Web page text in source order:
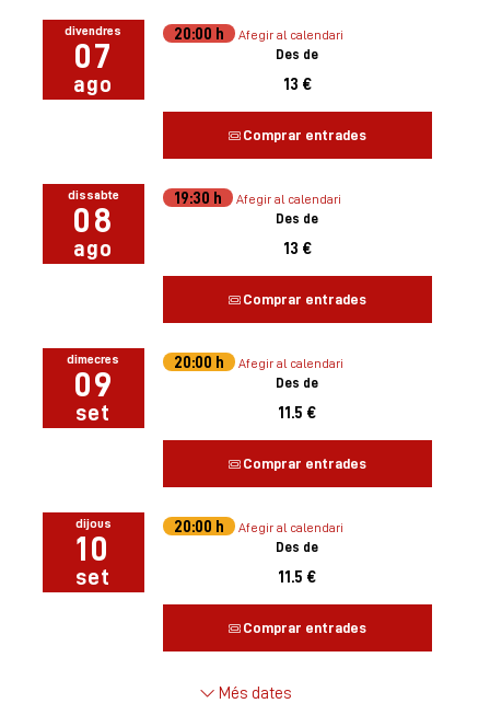
divendres
07
ago
20:00 h
Afegir al calendari
Des de
13 €
Comprar entrades
dissabte
08
ago
19:30 h
Afegir al calendari
Des de
13 €
Comprar entrades
dimecres
09
set
20:00 h
Afegir al calendari
Des de
11.5 €
Comprar entrades
dijous
10
set
20:00 h
Afegir al calendari
Des de
11.5 €
Comprar entrades
Més dates